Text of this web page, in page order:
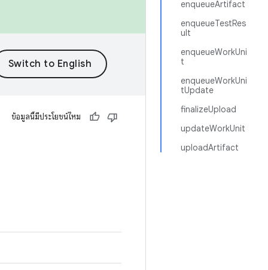
enqueueArtifact
enqueueTestRes
ult
enqueueWorkUni
t
enqueueWorkUni
tUpdate
finalizeUpload
updateWorkUnit
uploadArtifact
ข้อมูลนี้มีประโยชน์ไหม